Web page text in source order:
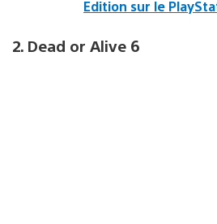
Edition sur le
2. Dead or Alive 6